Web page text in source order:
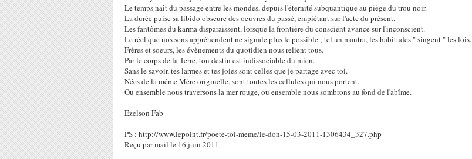
Le temps naît du passage entre les mondes, depuis l'éternité subquantique au piège du trou noir.
La durée puise sa libido obscure des oeuvres du passé, empiétant sur l'acte du présent.
Les fantômes du karma disparaissent, lorsque la frontière du conscient avance sur l'inconscient.
Le réel que nos sens appréhendent ne signale plus le possible ; tel un mantra, les habitudes " singent " les lois.
Frères et soeurs, les évènements du quotidien nous relient tous.
Par le corps de la Terre, ton destin est indissociable du mien.
Sans le savoir, tes larmes et tes joies sont celles que je partage avec toi.
Nées de la même Mère originelle, sont toutes les cellules qui nous portent.
Ou ensemble nous traversons la mer rouge, ou ensemble nous sombrons au fond de l'abîme.
Ezelson Fab
PS : http://www.lepoint.fr/poete-toi-meme/le-don-15-03-2011-1306434_327.php
Reçu par mail le 16 juin 2011